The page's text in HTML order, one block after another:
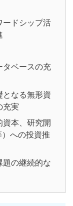
ードシップ活
タベースの充
なる無形資
充実
本、研究開
への投資推
の継続的な